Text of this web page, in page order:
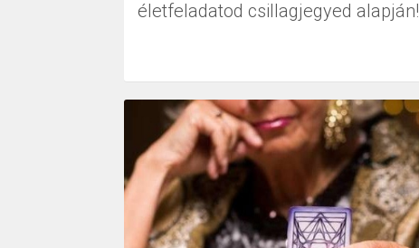
életfeladatod csillagjegyed alapján!